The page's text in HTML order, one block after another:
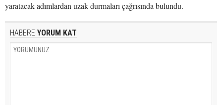
yaratacak adımlardan uzak durmaları çağrısında bulundu.
HABERE YORUM KAT